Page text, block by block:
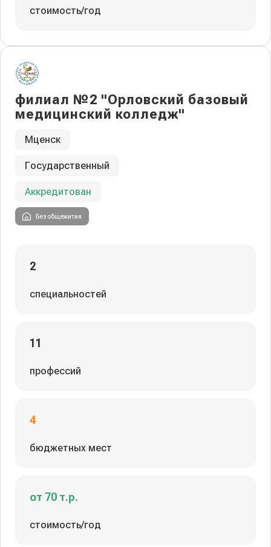
стоимость/год
филиал №2 "Орловский базовый
медицинский колледж"
Мценск
Государственный
Аккредитован
Без общежития
2
специальностей
11
профессий
4
бюджетных мест
от 70 т.р.
стоимость/год